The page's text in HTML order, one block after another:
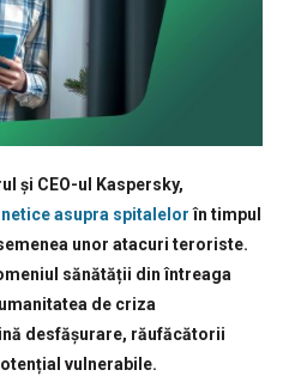
și CEO-ul Kaspersky,
asupra spitalelorîn timpul
unor atacuri teroriste.
sănătății din întreaga
de criza
desfășurare, răufăcătorii
vulnerabile.